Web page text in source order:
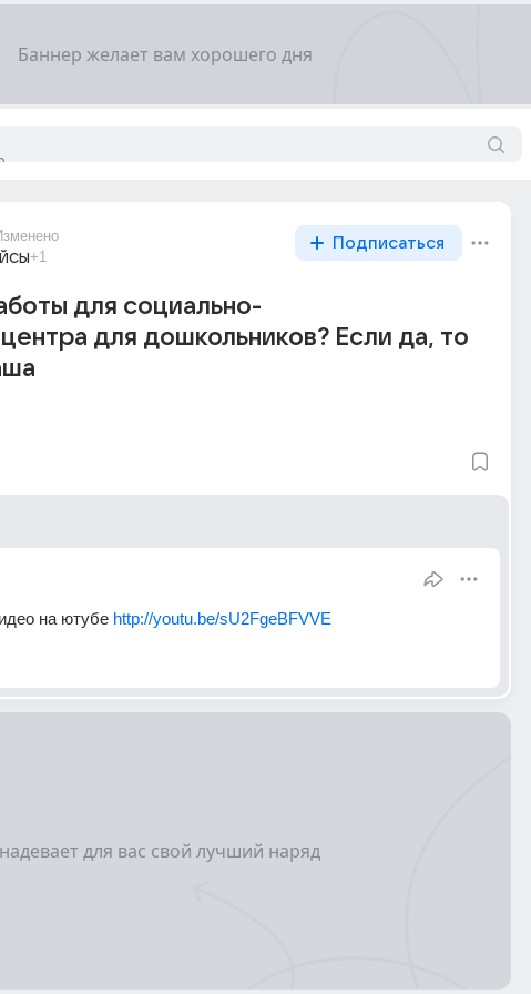
+1
Подписаться
для социально-
для дошкольников? Если да, то
на ютубе http://youtu.be/sU2FgeBFVVE